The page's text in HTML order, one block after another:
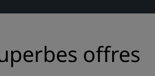
offres